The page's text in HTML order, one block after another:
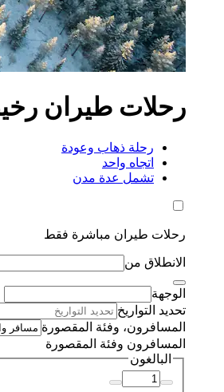
رحلات طيران
رحلة ذهاب وعودة
اتجاه واحد
تشمل عدة مدن
رحلات طيران مباشرة فقط
الانطلاق من
الوجهة
تحديد التواريخ
المسافرون، وفئة المقصورة
المسافرون وفئة المقصورة
البالغون